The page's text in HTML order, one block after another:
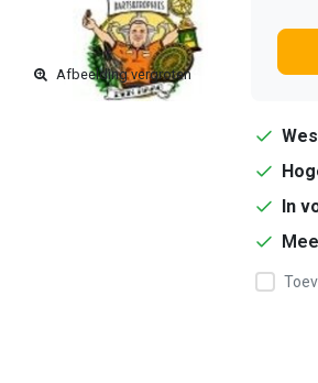
Afbeelding vergroten
In